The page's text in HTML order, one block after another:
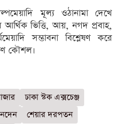
মূল্য ওঠানামা দেখে
আর্থিক ভিত্তি, আয়, নগদ প্রবাহ,
সম্ভাবনা বিশ্লেষণ করে
কৌশল।
ঢাকা স্টক এক্সচেঞ্জ
শেয়ার দরপতন